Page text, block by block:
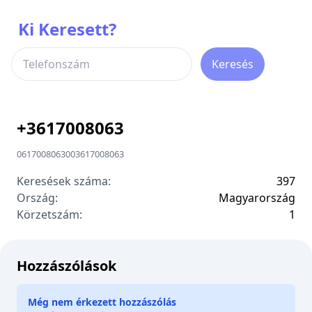
Ki Keresett?
Keresés
+3617008063
0617008063003617008063
Keresések száma:
397
Ország:
Magyarország
Körzetszám:
1
Hozzászólások
Még nem érkezett hozzászólás